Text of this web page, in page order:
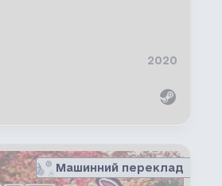
2020
Машинний переклад